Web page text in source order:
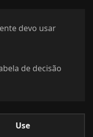
devo usar
de decisão
Use